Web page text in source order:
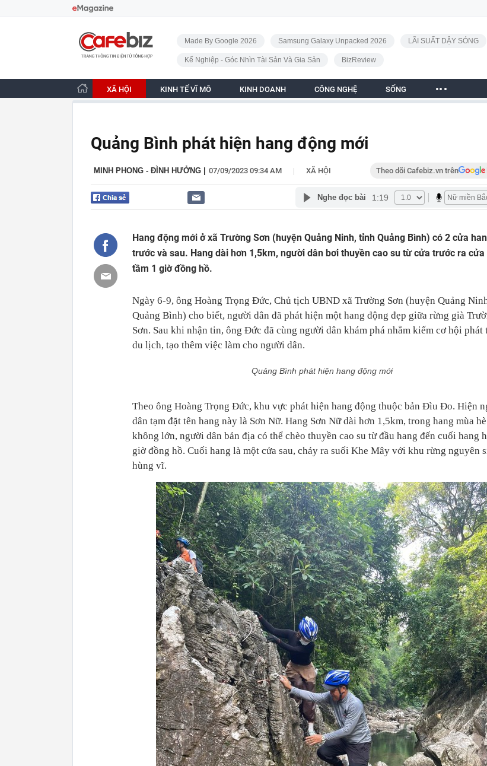
CafeBiz - Trang chủ
Made By Google 2026 Samsung Galaxy Unpacked 2026 LÃI SUẤT DẬY SÓNG
Kế Nghiệp - Góc Nhìn Tài Sản Và Gia Sản BizReview
XÃ HỘI KINH TẾ VĨ MÔ KINH DOANH CÔNG NGHỆ SỐNG
Quảng Bình phát hiện hang động mới
MINH PHONG - ĐÌNH HƯỞNG 07/09/2023 09:34 AM | XÃ HỘI Theo dõi Cafebiz.vn trên
Nghe đọc bài 1:19
Hang động mới ở xã Trường Sơn (huyện Quảng Ninh, tỉnh Quảng Bình) có 2 cửa
trước và sau. Hang dài hơn 1,5km, người dân bơi thuyền cao su từ cửa trước ra cửa
tầm 1 giờ đồng hồ.
Ngày 6-9, ông Hoàng Trọng Đức, Chủ tịch UBND xã Trường Sơn (huyện Quảng
Quảng Bình) cho biết, người dân đã phát hiện một hang động đẹp giữa rừng già
Sơn. Sau khi nhận tin, ông Đức đã cùng người dân khám phá nhằm kiếm cơ hội phát
du lịch, tạo thêm việc làm cho người dân.
Quảng Bình phát hiện hang động mới
Theo ông Hoàng Trọng Đức, khu vực phát hiện hang động thuộc bản Đìu Đo. Hiện
dân tạm đặt tên hang này là Sơn Nữ. Hang Sơn Nữ dài hơn 1,5km, trong hang mùa
không lớn, người dân bản địa có thể chèo thuyền cao su từ đầu hang đến cuối hang
giờ đồng hồ. Cuối hang là một cửa sau, chảy ra suối Khe Mây với khu rừng nguyên
hùng vĩ.